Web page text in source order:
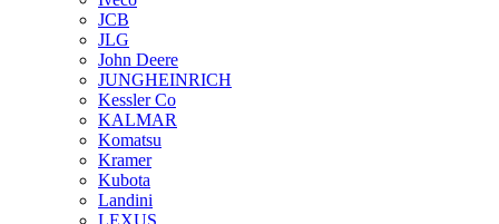
JCB
JLG
John Deere
JUNGHEINRICH
Kessler Co
KALMAR
Komatsu
Kramer
Kubota
Landini
LEXUS